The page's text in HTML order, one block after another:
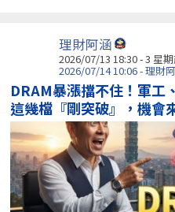
理財阿涵
2026/07/13 18:30 - 3 星
2026/07/14 10:06 - 理財
DRAM暴漲擋不住！軍工
這幾檔『剛突破』，機會